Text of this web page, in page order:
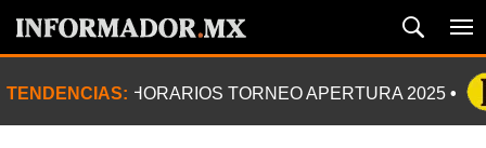
TENDENCIAS: HORARIOS TORNEO APERTURA 2025